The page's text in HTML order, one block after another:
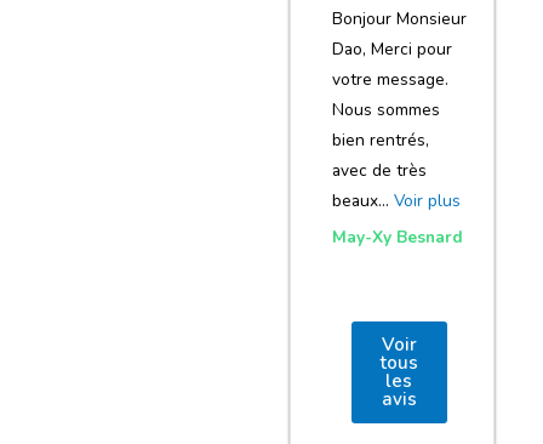
Bonjour Monsieur
Dao, Merci pour
votre message.
Nous sommes
bien rentrés,
avec de très
beaux… Voir plus
May-Xy Besnard
Voir
tous
les
avis